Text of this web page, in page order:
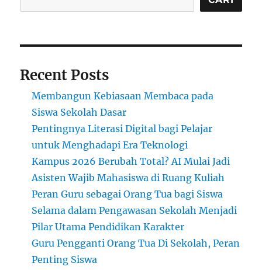
Recent Posts
Membangun Kebiasaan Membaca pada
Siswa Sekolah Dasar
Pentingnya Literasi Digital bagi Pelajar
untuk Menghadapi Era Teknologi
Kampus 2026 Berubah Total? AI Mulai Jadi
Asisten Wajib Mahasiswa di Ruang Kuliah
Peran Guru sebagai Orang Tua bagi Siswa
Selama dalam Pengawasan Sekolah Menjadi
Pilar Utama Pendidikan Karakter
Guru Pengganti Orang Tua Di Sekolah, Peran
Penting Siswa